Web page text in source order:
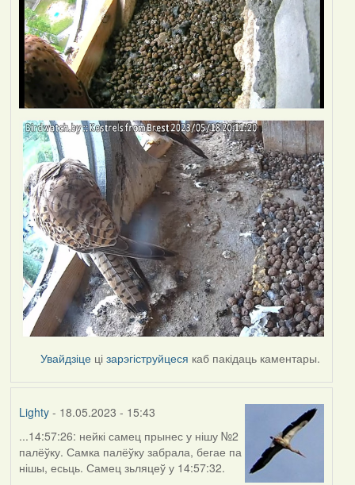
Увайдзіце цізарэгіструйцеся каб пакідаць каментары.
Lighty- 18.05.2023 - 15:43
...14:57:26: нейкі самец прынес у нішу №2
палёўку. Самка палёўку забрала, бегае па
нішы, есьць. Самец зьляцеў у 14:57:32.